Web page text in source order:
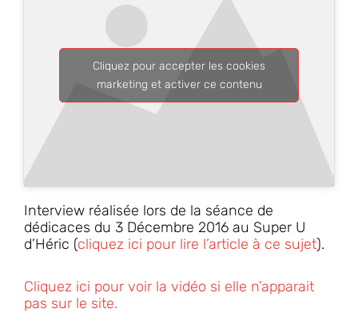
Cliquez pour accepter les cookies
marketing et activer ce contenu
Interview réalisée lors de la séance de
dédicaces du 3 Décembre 2016 au Super U
d’Héric (cliquez ici pour lire l’article à ce sujet).
Cliquez ici pour voir la vidéo si elle n’apparait
pas sur le site.